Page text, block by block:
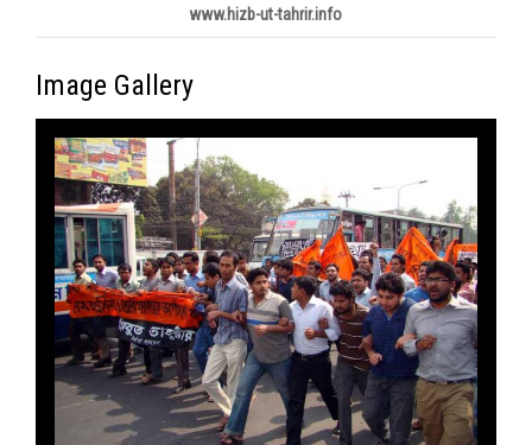
www.hizb-ut-tahrir.info
Image Gallery